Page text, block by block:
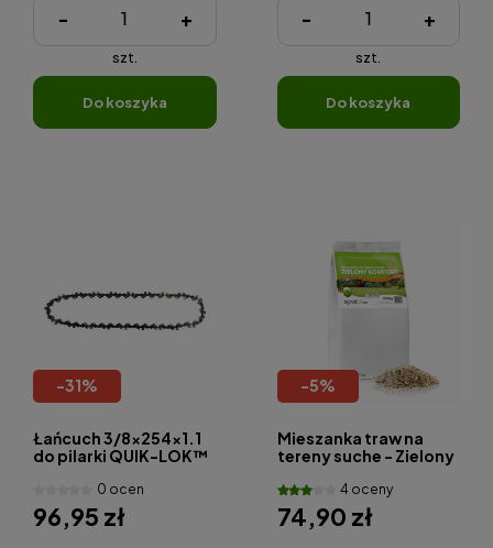
- +
szt.
do koszyka
- +
szt.
do koszyka
-31%
Łańcuch 3/8x254x1.1
do pilarki QUIK-LOK™
0 ocen
96,95 zł
-5%
Mieszanka traw na
tereny suche - Zielony
4 oceny
74,90 zł